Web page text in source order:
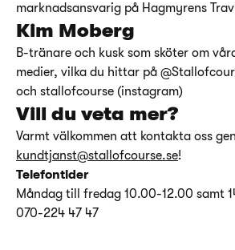
marknadsansvarig på Hagmyrens
Kim Moberg
B-tränare och kusk som sköter om
medier, vilka du hittar på
och stallofcourse (instagram)
Vill du veta mer?
Varmt välkommen att kontakta oss
kundtjanst@stallofcourse.se!
Telefontider
Måndag till fredag 10.00-12.00 samt
070-224 47 47